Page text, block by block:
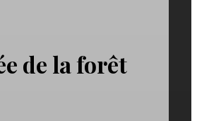
de la forêt